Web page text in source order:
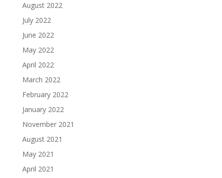
August 2022
July 2022
June 2022
May 2022
April 2022
March 2022
February 2022
January 2022
November 2021
August 2021
May 2021
April 2021